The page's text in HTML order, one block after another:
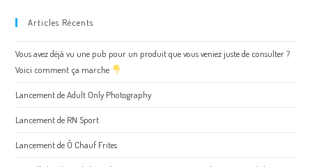
Articles Récents
Vous avez déjà vu une pub pour un produit que vous veniez juste de consulter ?
Voici comment ça marche
Lancement de Adult Only Photography
Lancement de RN Sport
Lancement de Ô Chauf Frites